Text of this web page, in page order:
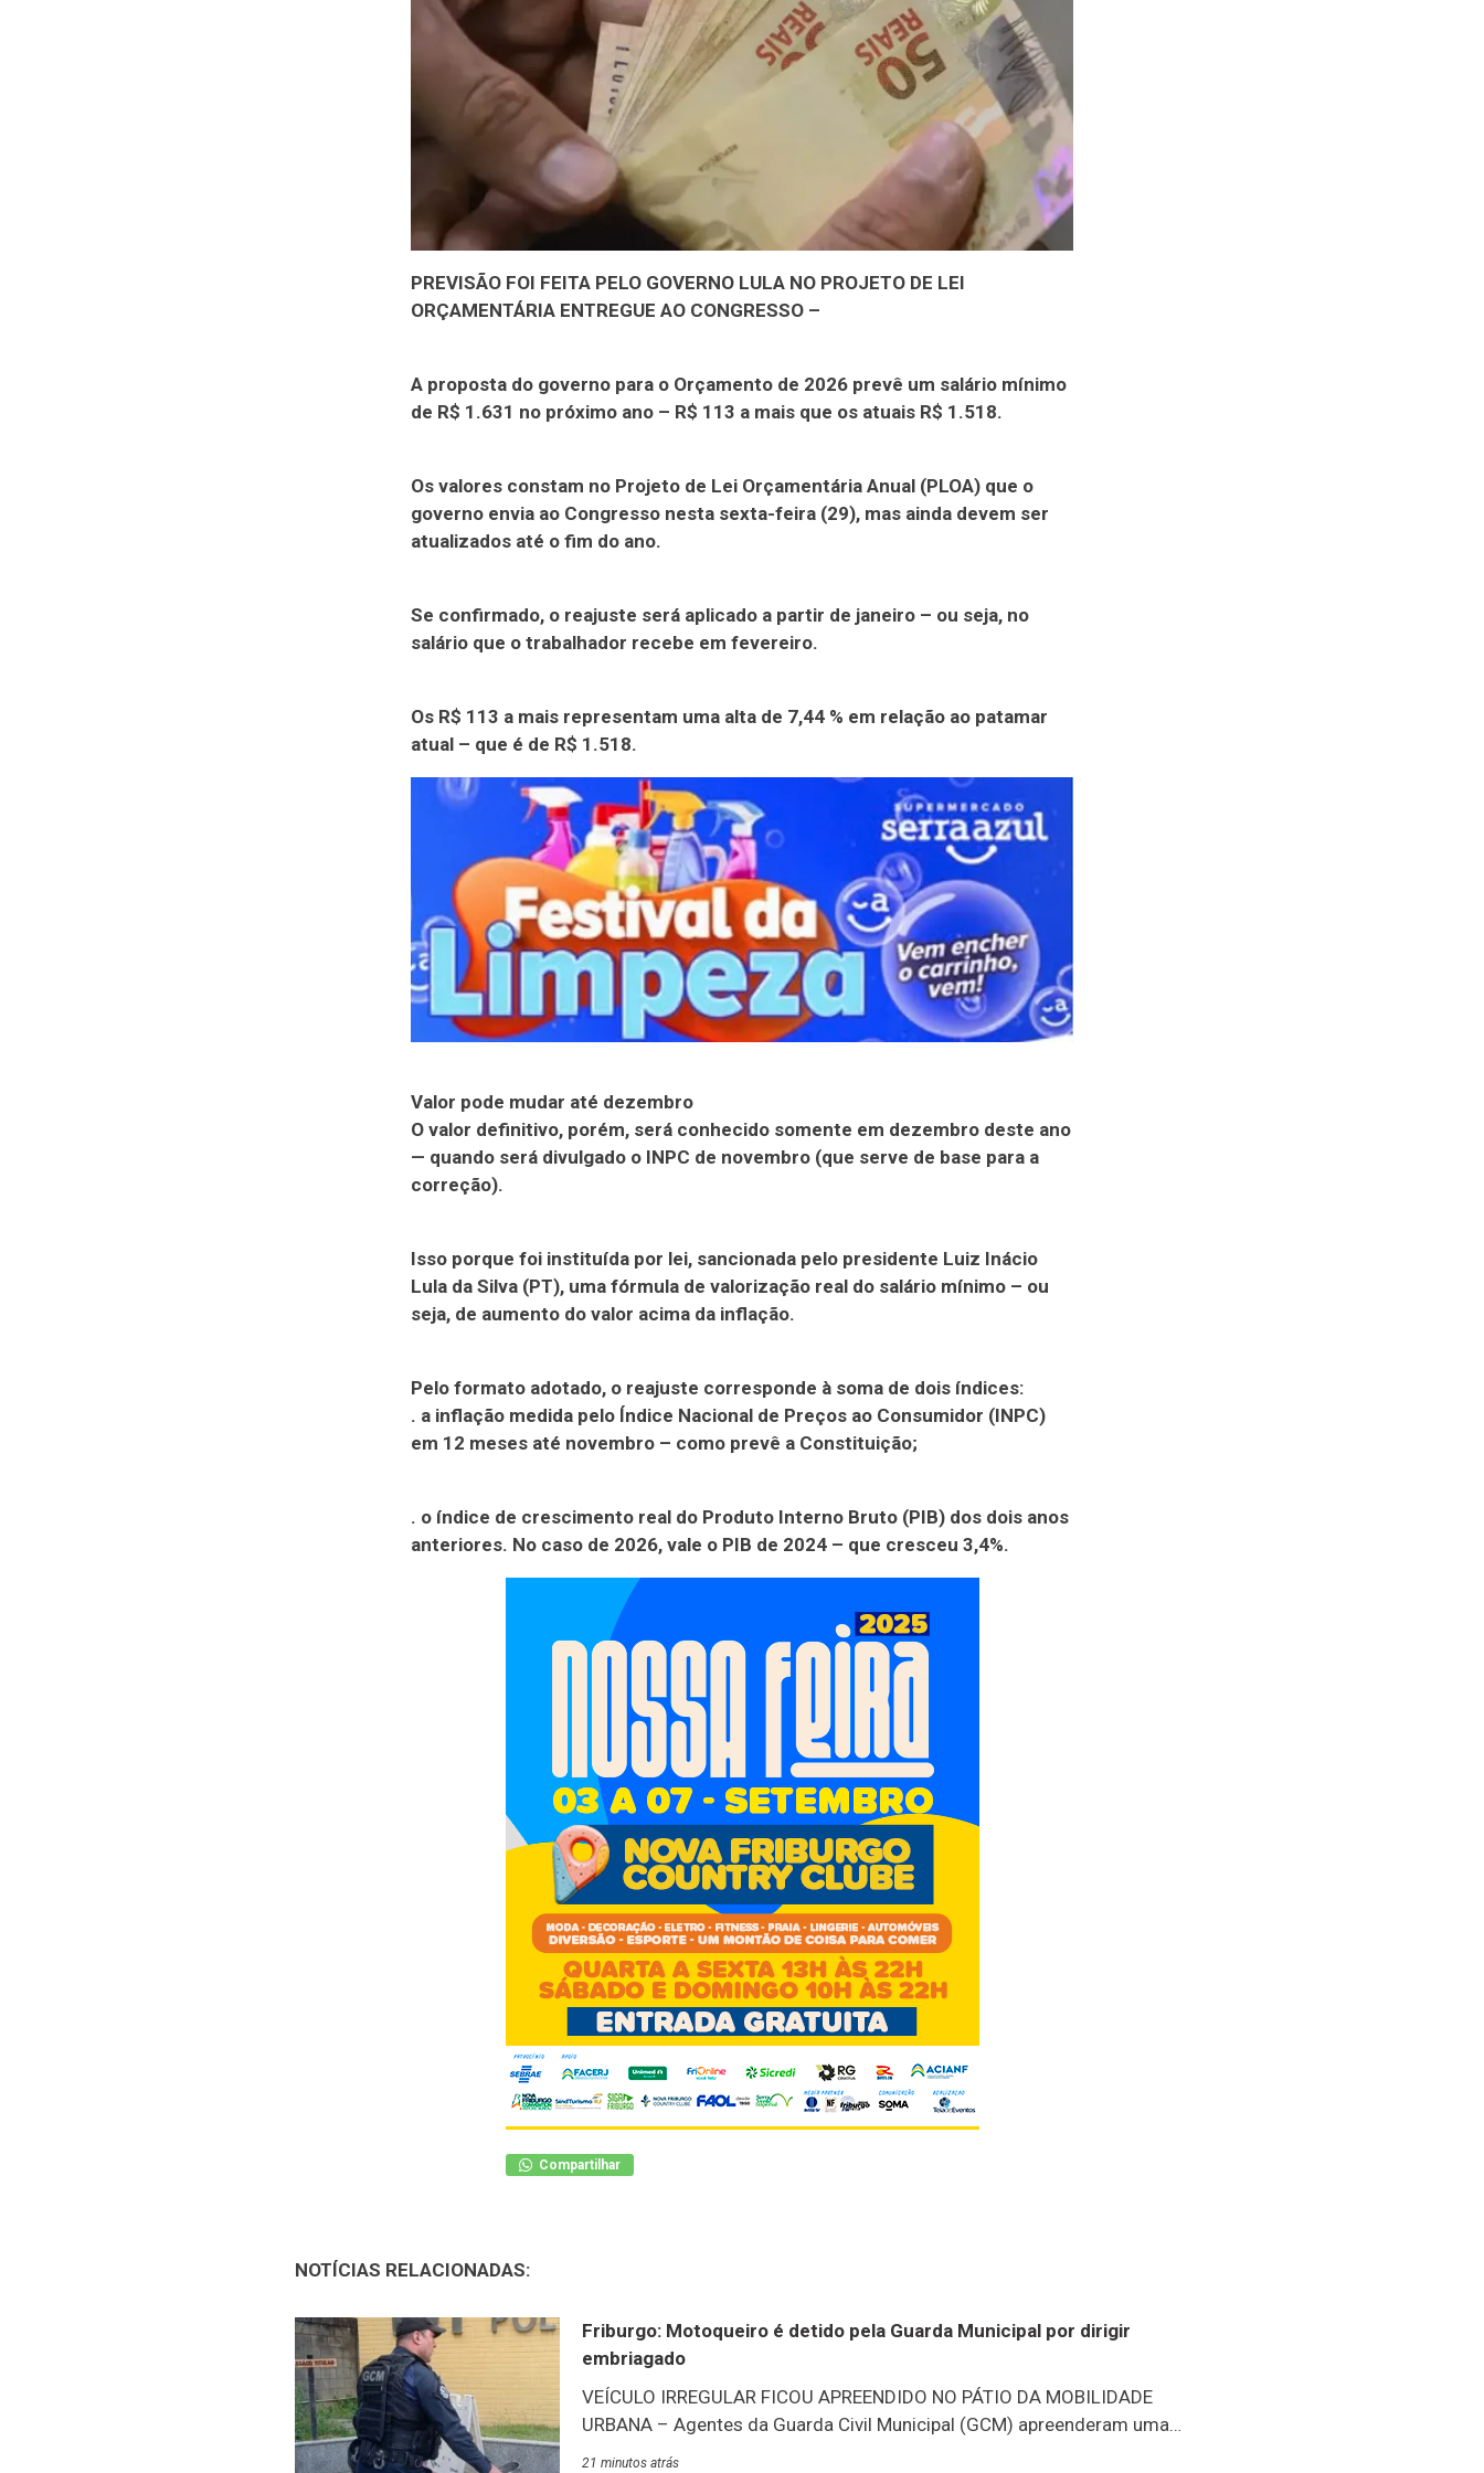
PREVISÃO FOI FEITA PELO GOVERNO LULA NO PROJETO DE LEI
ORÇAMENTÁRIA ENTREGUE AO CONGRESSO –
A proposta do governo para o Orçamento de 2026 prevê um salário mínimo
de R$ 1.631 no próximo ano – R$ 113 a mais que os atuais R$ 1.518.
Os valores constam no Projeto de Lei Orçamentária Anual (PLOA) que o
governo envia ao Congresso nesta sexta-feira (29), mas ainda devem ser
atualizados até o fim do ano.
Se confirmado, o reajuste será aplicado a partir de janeiro – ou seja, no
salário que o trabalhador recebe em fevereiro.
Os R$ 113 a mais representam uma alta de 7,44 % em relação ao patamar
atual – que é de R$ 1.518.
Valor pode mudar até dezembro
O valor definitivo, porém, será conhecido somente em dezembro deste ano
— quando será divulgado o INPC de novembro (que serve de base para a
correção).
Isso porque foi instituída por lei, sancionada pelo presidente Luiz Inácio
Lula da Silva (PT), uma fórmula de valorização real do salário mínimo – ou
seja, de aumento do valor acima da inflação.
Pelo formato adotado, o reajuste corresponde à soma de dois índices:
. a inflação medida pelo Índice Nacional de Preços ao Consumidor (INPC)
em 12 meses até novembro – como prevê a Constituição;
. o índice de crescimento real do Produto Interno Bruto (PIB) dos dois anos
anteriores. No caso de 2026, vale o PIB de 2024 – que cresceu 3,4%.
Compartilhar
NOTÍCIAS RELACIONADAS:
Friburgo: Motoqueiro é detido pela Guarda Municipal por dirigir
embriagado
VEÍCULO IRREGULAR FICOU APREENDIDO NO PÁTIO DA MOBILIDADE
URBANA – Agentes da Guarda Civil Municipal (GCM) apreenderam uma
motocicleta irregular e conduziu à delegacia motorista que, segundo o
21 minutos atrás